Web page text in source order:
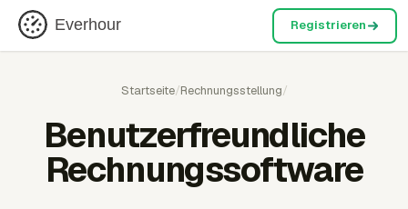
Everhour Registrieren
Startseite/Rechnungsstellung/
Benutzerfreundliche
Rechnungssoftware